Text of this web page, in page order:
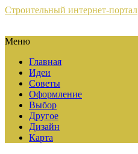
Строительный интернет-портал
Меню
Главная
Идеи
Советы
Оформление
Выбор
Другое
Дизайн
Карта